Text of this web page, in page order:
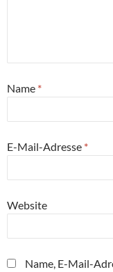
Name *
E-Mail-Adresse *
Website
Name, E-Mail-